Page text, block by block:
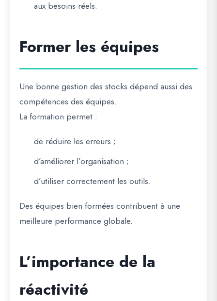
aux besoins réels.
Former les équipes
Une bonne gestion des stocks dépend aussi des
compétences des équipes.
La formation permet :
de réduire les erreurs ;
d’améliorer l’organisation ;
d’utiliser correctement les outils.
Des équipes bien formées contribuent à une
meilleure performance globale.
L’importance de la
réactivité